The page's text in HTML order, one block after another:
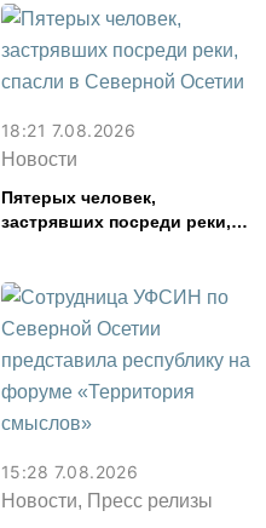
18:21 7.08.2026
Новости
Пятерых человек,
застрявших посреди реки,
15:28 7.08.2026
Новости, Пресс релизы